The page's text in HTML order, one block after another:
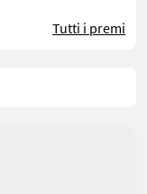
Tutti i premi